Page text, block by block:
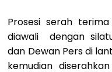
Prosesi serah
diawali dengan
dan Dewan Pers di
kemudian